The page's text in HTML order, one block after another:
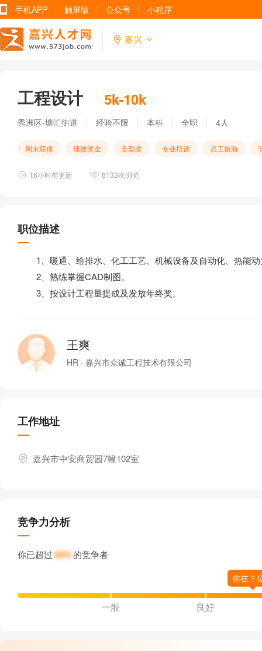
手机APP 触屏版 公众号 小程序
嘉兴
工程设计 5k-10k
秀洲区-塘汇街道 经验不限 本科 全职 4人
周末双休 绩效奖金 全勤奖 专业培训 员工旅游
16小时前更新 6133次浏览
职位描述
1、暖通、给排水、化工工艺、机械设备及自动化、热能动
2、熟练掌握CAD制图。
3、按设计工程量提成及发放年终奖。
王爽
HR · 嘉兴市众诚工程技术有限公司
工作地址
嘉兴市中安商贸园7幢102室
竞争力分析
你已超过50%的竞争者
一般 良好